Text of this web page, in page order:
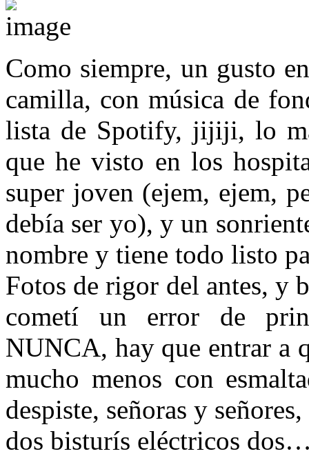
Como siempre, un gusto
camilla, con música de
lista de Spotify, jijiji, lo
que he visto en los
super joven (ejem, ejem,
debía ser yo), y un
nombre y tiene todo listo
Fotos de rigor del antes, y
cometí un error de
NUNCA, hay que entrar a
mucho menos con
despiste, señoras y
dos bisturís eléctricos